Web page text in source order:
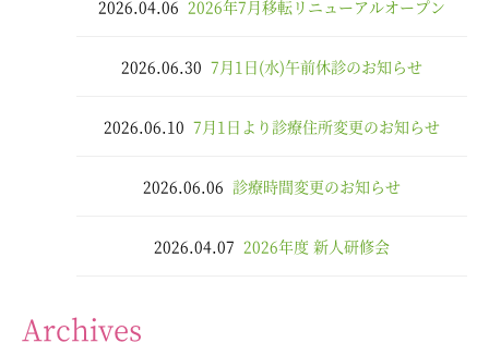
2026.04.06 2026年7月移転リニューアルオープン
2026.06.30 7月1日(水)午前休診のお知らせ
2026.06.10 7月1日より診療住所変更のお知らせ
2026.06.06 診療時間変更のお知らせ
2026.04.07 2026年度 新人研修会
Archives